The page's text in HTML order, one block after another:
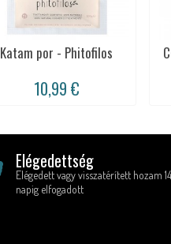
Katam por - Phitofilos
10,99 €
Elégedettség
Elégedett vagy visszatérített hozam 14
napig elfogadott